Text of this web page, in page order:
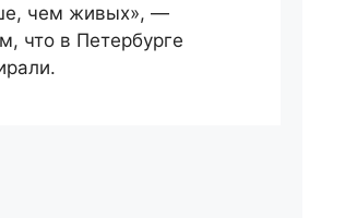
чем живых», —
что в Петербурге